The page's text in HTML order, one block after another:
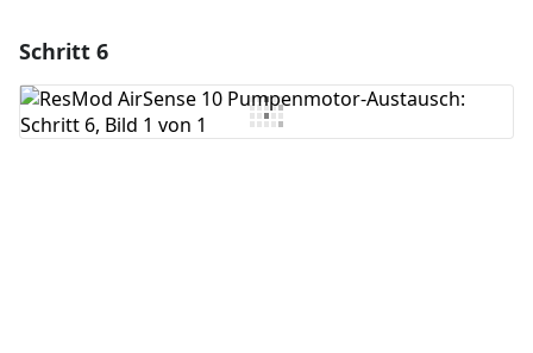
Kommentar hinzufügen
Schritt 6